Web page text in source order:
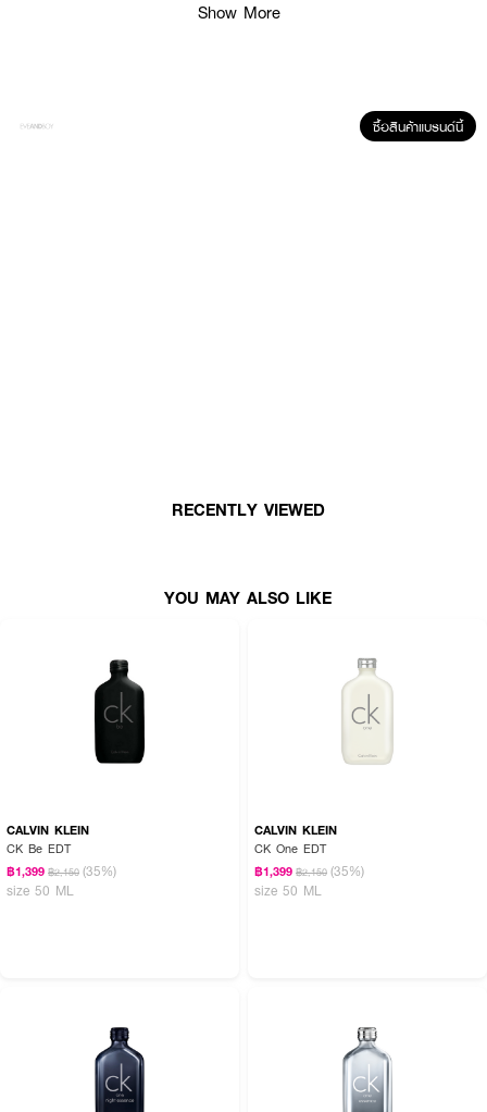
Mille Paris Patisseries Eau De Parfume กลิ่น Citron Meringue คอลเลกชั่น
น้ำหอมสไตล์ขนมหวานฝรั่งเศส กลิ่นหอมสดชื่น ผ่อนคลายแบบมีชีวิตชีวาผสม
● กลิ่นหอมสดชื่น
● มอบความหอมแบบมีสเน่ห์และโดดเด่น
● เหมาะกับสาวสดใส ร่าเริง ซุกซน ขี้อ้อน
● พกพาสะดวก
How To Use :
ใช้ฉีดพรมทั่วผิวกาย
Show More
ซื้อสินค้าแบรนด์นี้
RECENTLY VIEWED
YOU MAY ALSO LIKE
CALVIN KLEIN
CK Be EDT
฿1,399 ฿2,150 (35%)
size 50 ML
CALVIN KLEIN
CK One EDT
฿1,399 ฿2,150 (35%)
size 50 ML